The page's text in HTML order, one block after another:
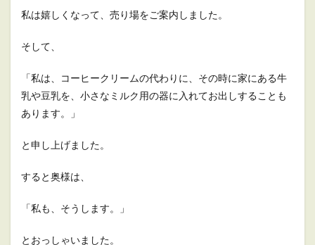
私は嬉しくなって、売り場をご案内しました。
そして、
「私は、コーヒークリームの代わりに、その時に家にある牛
乳や豆乳を、小さなミルク用の器に入れてお出しすることも
あります。」
と申し上げました。
すると奥様は、
「私も、そうします。」
とおっしゃいました。